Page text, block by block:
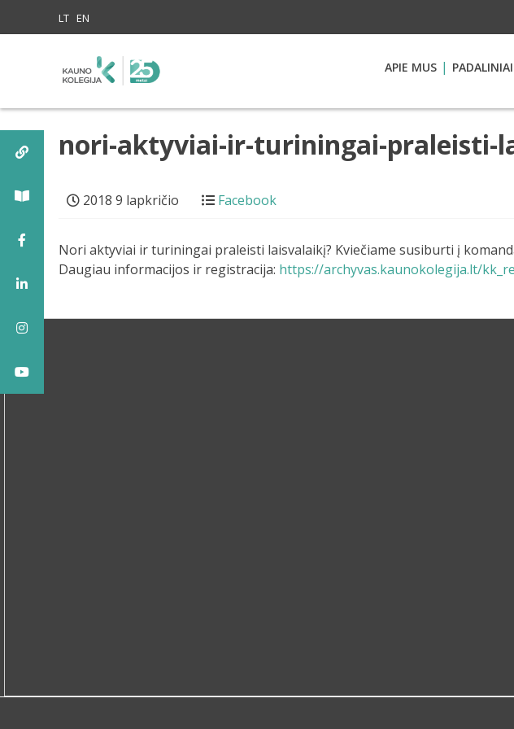
LT EN
APIE MUS PADALINIAI
nori-aktyviai-ir-turiningai-praleisti-
2018 9 lapkričio Facebook
Nori aktyviai ir turiningai praleisti laisvalaikį? Kviečiame susiburti į
Daugiau informacijos ir registracija: https://archyvas.kaunokolegija.lt/